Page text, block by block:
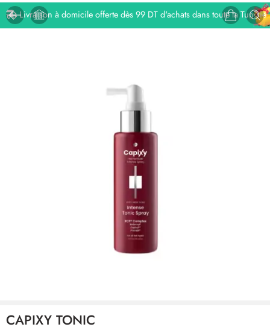
Livraison à domicile offerte dès 99 DT d'achats dans toute la Tunisie
CAPIXY TONIC